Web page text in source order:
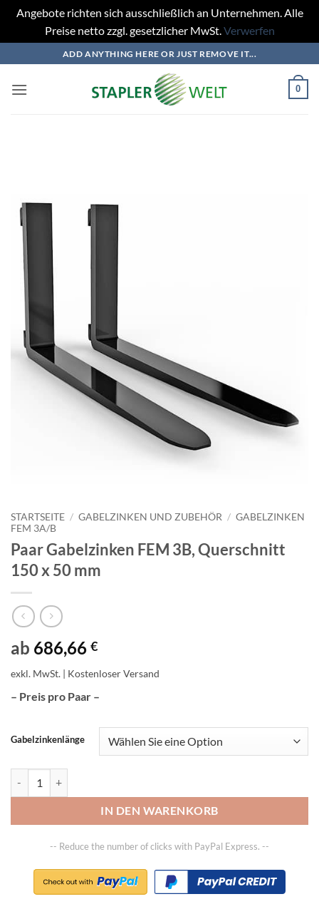
Angebote richten sich ausschließlich an Unternehmen. Alle
Preise netto zzgl. gesetzlicher MwSt.Verwerfen
Inhalt
springen
ADD ANYTHING HERE OR JUST REMOVE IT...
0
STARTSEITE / GABELZINKEN UND ZUBEHÖR / GABELZINKEN
FEM 3A/B
Paar Gabelzinken FEM 3B, Querschnitt
150 x 50 mm
ab 686,66 €
exkl. MwSt. | Kostenloser Versand
– Preis pro Paar –
Gabelzinkenlänge
IN DEN WARENKORB
-- Reduce the number of clicks with PayPal Express. --